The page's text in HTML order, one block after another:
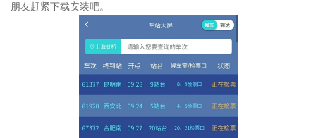
朋友赶紧下载安装吧。